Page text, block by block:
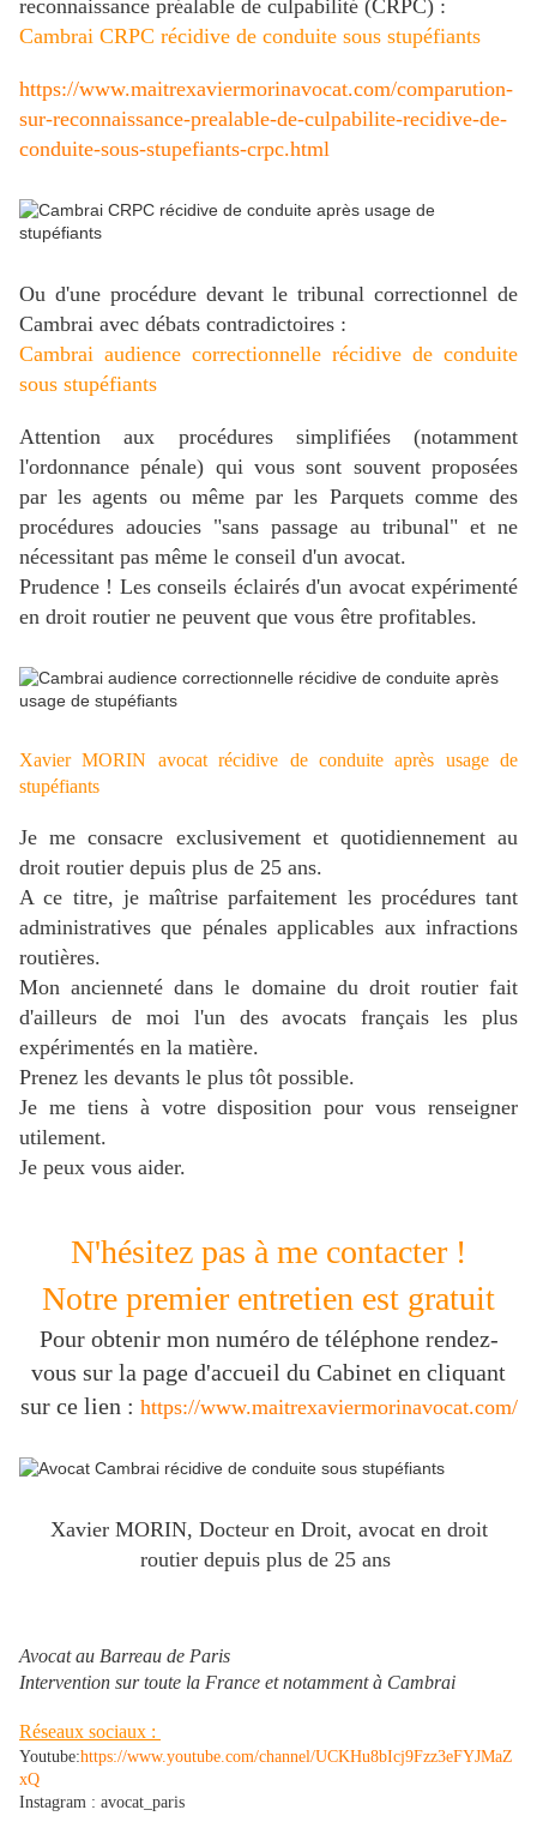
reconnaissance préalable de culpabilité (CRPC) :
Cambrai CRPC récidive de conduite sous stupéfiants
https://www.maitrexaviermorinavocat.com/comparution-
sur-reconnaissance-prealable-de-culpabilite-recidive-de-
conduite-sous-stupefiants-crpc.html
Ou d'une procédure devant le tribunal correctionnel de
Cambrai avec débats contradictoires :
Cambrai audience correctionnelle récidive de conduite
sous stupéfiants
Attention aux procédures simplifiées (notamment
l'ordonnance pénale) qui vous sont souvent proposées
par les agents ou même par les Parquets comme des
procédures adoucies "sans passage au tribunal" et ne
nécessitant pas même le conseil d'un avocat.
Prudence ! Les conseils éclairés d'un avocat expérimenté
en droit routier ne peuvent que vous être profitables.
Xavier MORIN avocat récidive de conduite après usage de
stupéfiants
Je me consacre exclusivement et quotidiennement au
droit routier depuis plus de 25 ans.
A ce titre, je maîtrise parfaitement les procédures tant
administratives que pénales applicables aux infractions
routières.
Mon ancienneté dans le domaine du droit routier fait
d'ailleurs de moi l'un des avocats français les plus
expérimentés en la matière.
Prenez les devants le plus tôt possible.
Je me tiens à votre disposition pour vous renseigner
utilement.
Je peux vous aider.
N'hésitez pas à me contacter !
Notre premier entretien est gratuit
Pour obtenir mon numéro de téléphone rendez-
vous sur la page d'accueil du Cabinet en cliquant
sur ce lien : https://www.maitrexaviermorinavocat.com/
Xavier MORIN, Docteur en Droit, avocat en droit
routier depuis plus de 25 ans
Avocat au Barreau de Paris
Intervention sur toute la France et notamment à Cambrai
Réseaux sociaux :
Youtube:https://www.youtube.com/channel/UCKHu8bIcj9Fzz3eFYJMaZ
xQ
Instagram : avocat_paris